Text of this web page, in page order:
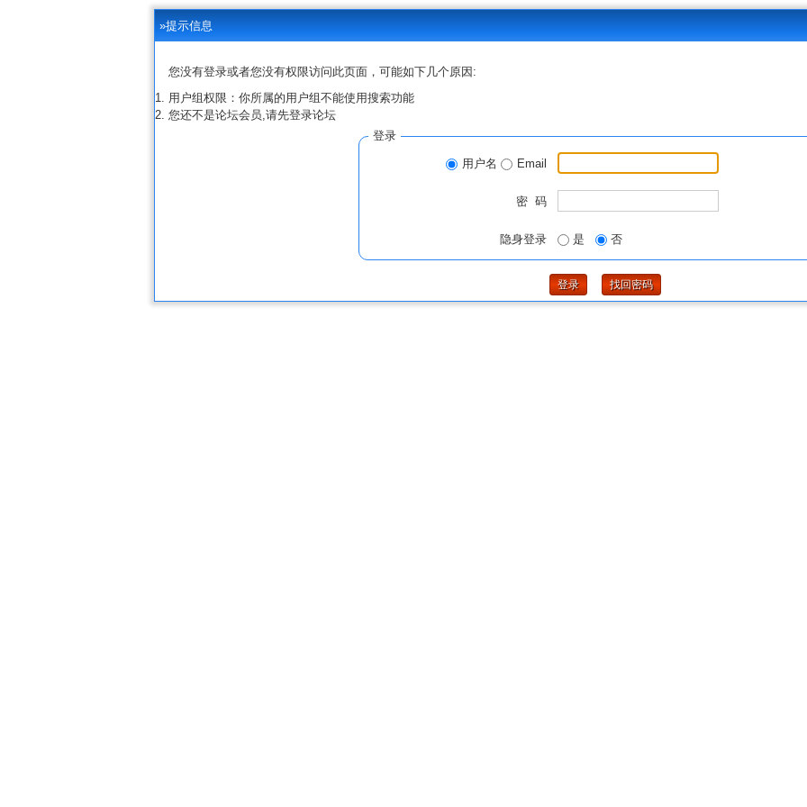
»提示信息
您没有登录或者您没有权限访问此页面，可能如下几个原因:
用户组权限：你所属的用户组不能使用搜索功能
您还不是论坛会员,请先登录论坛
登录
用户名 Email
密 码
隐身登录 是 否